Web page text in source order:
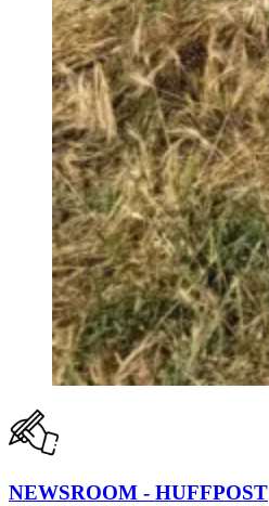
NEWSROOM - HUFFPOST